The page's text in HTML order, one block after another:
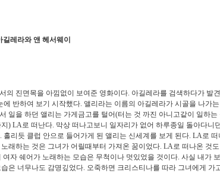
레라와 앤 헤서웨이
면목을 아낌없이 보여준 영화이다. 아길레라를 검색하다가 발
반하여 보기 시작했다. 앨리라는 이름의 아길레라가 시골을 나가는
일을 하던 앨리는 가게금고를 털어(터는 것 까진 아니고같이 일하는
) LA로 떠난다. 막상 떠나고보니 일자리가 없어 하루종일 돌아다니
리듯 클럽 안으로 들어가게 된 앨리는 신세계를 보게 된다. LA로 떠
래하는 것은 그녀가 어릴때부터 가져온 꿈이었다. LA로 떠나온 것도
자 쉐어가 노래하는 모습은 무척이나 멋있었을 것이다. 사실 내가 보
은 너무나도 감명깊었다. 오죽하면 크리스티나를 따라 그녀에게 가